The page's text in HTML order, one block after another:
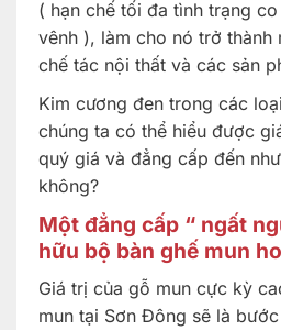
( hạn chế tối đa tình trạng
vênh ), làm cho nó trở thành
chế tác nội thất và các sản
Kim cương đen trong các
chúng ta có thể hiểu được
quý giá và đẳng cấp đến
không?
Một đẳng cấp “ ngất
hữu bộ bàn ghế mun
Giá trị của gỗ mun cực kỳ
mun tại Sơn Đông sẽ là